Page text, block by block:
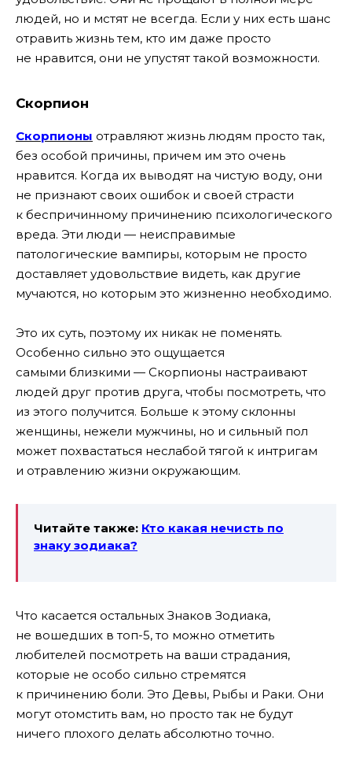
людей, но и мстят не всегда. Если у них есть шанс
отравить жизнь тем, кто им даже просто
не нравится, они не упустят такой возможности.
Скорпион
Скорпионы отравляют жизнь людям просто так,
без особой причины, причем им это очень
нравится. Когда их выводят на чистую воду, они
не признают своих ошибок и своей страсти
к беспричинному причинению психологического
вреда. Эти люди — неисправимые
патологические вампиры, которым не просто
доставляет удовольствие видеть, как другие
мучаются, но которым это жизненно необходимо.
Это их суть, поэтому их никак не поменять.
Особенно сильно это ощущается
самыми близкими — Скорпионы настраивают
людей друг против друга, чтобы посмотреть, что
из этого получится. Больше к этому склонны
женщины, нежели мужчины, но и сильный пол
может похвастаться неслабой тягой к интригам
и отравлению жизни окружающим.
Читайте также: Кто какая нечисть по
знаку зодиака?
Что касается остальных Знаков Зодиака,
не вошедших в топ-5, то можно отметить
любителей посмотреть на ваши страдания,
которые не особо сильно стремятся
к причинению боли. Это Девы, Рыбы и Раки. Они
могут отомстить вам, но просто так не будут
ничего плохого делать абсолютно точно.